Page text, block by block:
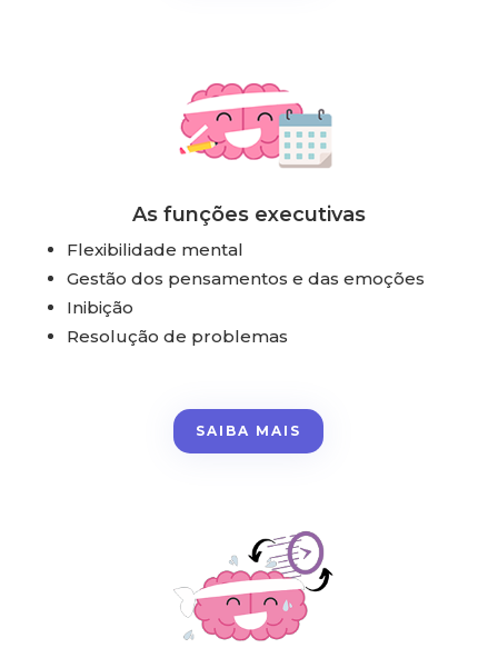
As funções executivas
Flexibilidade mental
Gestão dos pensamentos e das emoções
Inibição
Resolução de problemas
SAIBA MAIS